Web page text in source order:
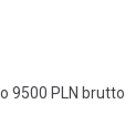
9500 PLN brutto